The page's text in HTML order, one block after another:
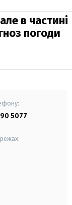
в частині
погоди
5077